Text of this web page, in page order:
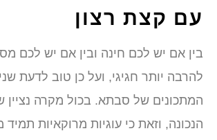
עם קצת רצון
בין אם יש לכם חינה ובין אם יש לכם
להרבה יותר חגיגי, ועל כן טוב לדעת
המתכונים של סבתא. בכול מקרה
הנכונה, וזאת כי עוגיות מרוקאיות